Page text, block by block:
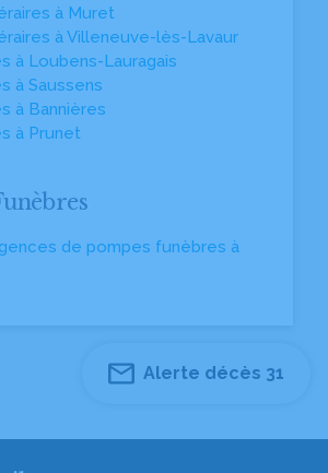
à Muret
à Villeneuve-lès-Lavaur
à Loubens-Lauragais
à Saussens
à Bannières
à Prunet
de pompes funèbres à
Alerte décès 31